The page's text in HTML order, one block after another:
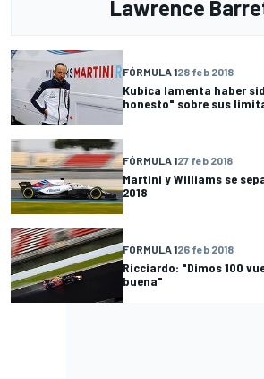
Lawrence
FÓRMULA 128 feb 2018
Kubica lamenta haber
honesto" sobre sus
FÓRMULA 127 feb 2018
Martini y Williams se
2018
FÓRMULA 126 feb 2018
Ricciardo: "Dimos 100
buena"